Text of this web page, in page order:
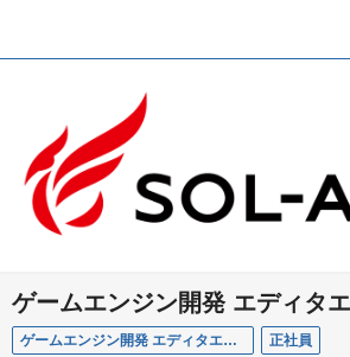
ゲームエンジン開発 エディタ
ゲームエンジン開発 エディタエンジニア 正社員